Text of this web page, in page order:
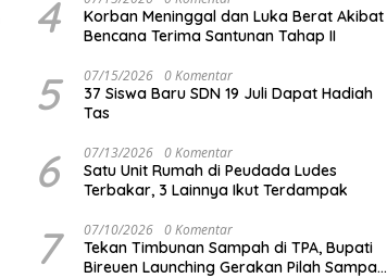
4
Korban Meninggal dan Luka Berat Akibat
Bencana Terima Santunan Tahap II
5 07/15/2026 0 Komentar
37 Siswa Baru SDN 19 Juli Dapat Hadiah
Tas
6 07/13/2026 0 Komentar
Satu Unit Rumah di Peudada Ludes
Terbakar, 3 Lainnya Ikut Terdampak
7 07/10/2026 0 Komentar
Tekan Timbunan Sampah di TPA, Bupati
Bireuen Launching Gerakan Pilah Sampah